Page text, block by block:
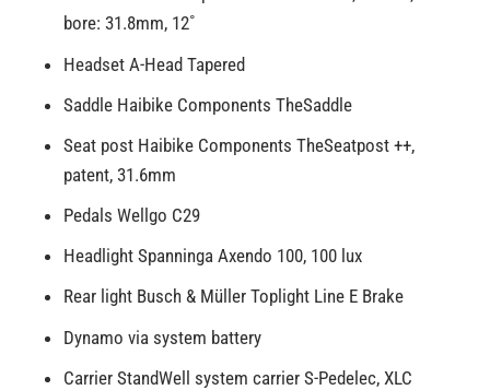
bore: 31.8mm, 12˚
Headset A-Head Tapered
Saddle Haibike Components TheSaddle
Seat post Haibike Components TheSeatpost ++,
patent, 31.6mm
Pedals Wellgo C29
Headlight Spanninga Axendo 100, 100 lux
Rear light Busch & Müller Toplight Line E Brake
Dynamo via system battery
Carrier StandWell system carrier S-Pedelec, XLC